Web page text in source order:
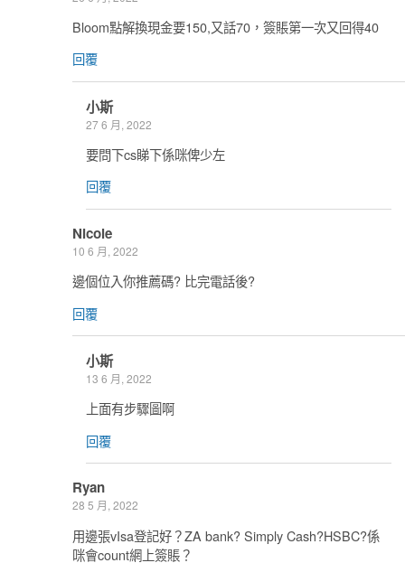
Bloom點解換現金要150,又話70，簽賬第一次又回得40
回覆
小斯
27 6 月, 2022
要問下cs睇下係咪俾少左
回覆
Nicole
10 6 月, 2022
邊個位入你推薦碼? 比完電話後?
回覆
小斯
13 6 月, 2022
上面有步驟圖啊
回覆
Ryan
28 5 月, 2022
用邊張vIsa登記好？ZA bank? Simply Cash?HSBC?係
咪會count網上簽賬？